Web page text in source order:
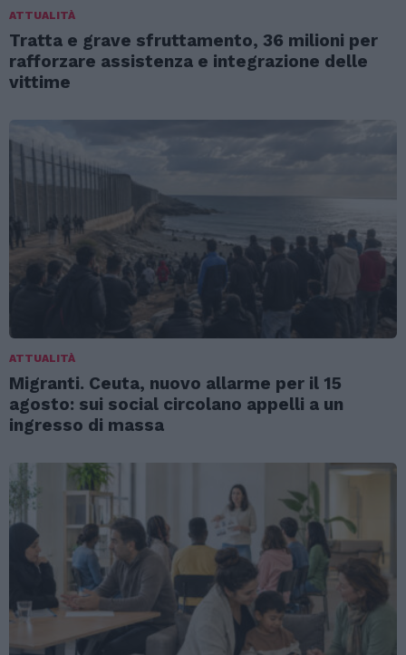
ATTUALITÀ
Tratta e grave sfruttamento, 36 milioni per
rafforzare assistenza e integrazione delle
vittime
ATTUALITÀ
Migranti. Ceuta, nuovo allarme per il 15
agosto: sui social circolano appelli a un
ingresso di massa